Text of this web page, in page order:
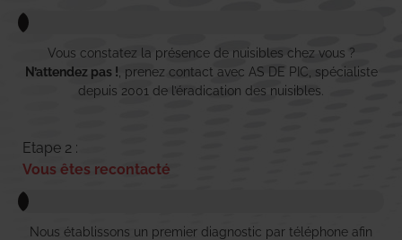
Vous constatez la présence de nuisibles chez vous ?
N’attendez pas ! , prenez contact avec AS DE PIC, spécialiste
depuis 2001 de l’éradication des nuisibles.
Etape 2 :
Vous êtes recontacté
Nous établissons un premier diagnostic par téléphone afin